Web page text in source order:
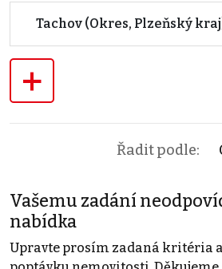
Tachov (Okres, Plzeňský
+
Řadit podle:
Vašemu zadání
nabídka
Upravte prosím zadaná kritéria